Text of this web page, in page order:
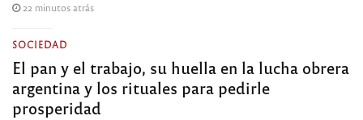
22 minutos atrás
SOCIEDAD
El pan y el trabajo, su huella en la lucha obrera
argentina y los rituales para pedirle
prosperidad